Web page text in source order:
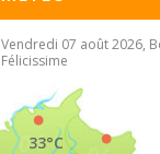
Vendredi 07 août 2026,
Félicissime
33°C